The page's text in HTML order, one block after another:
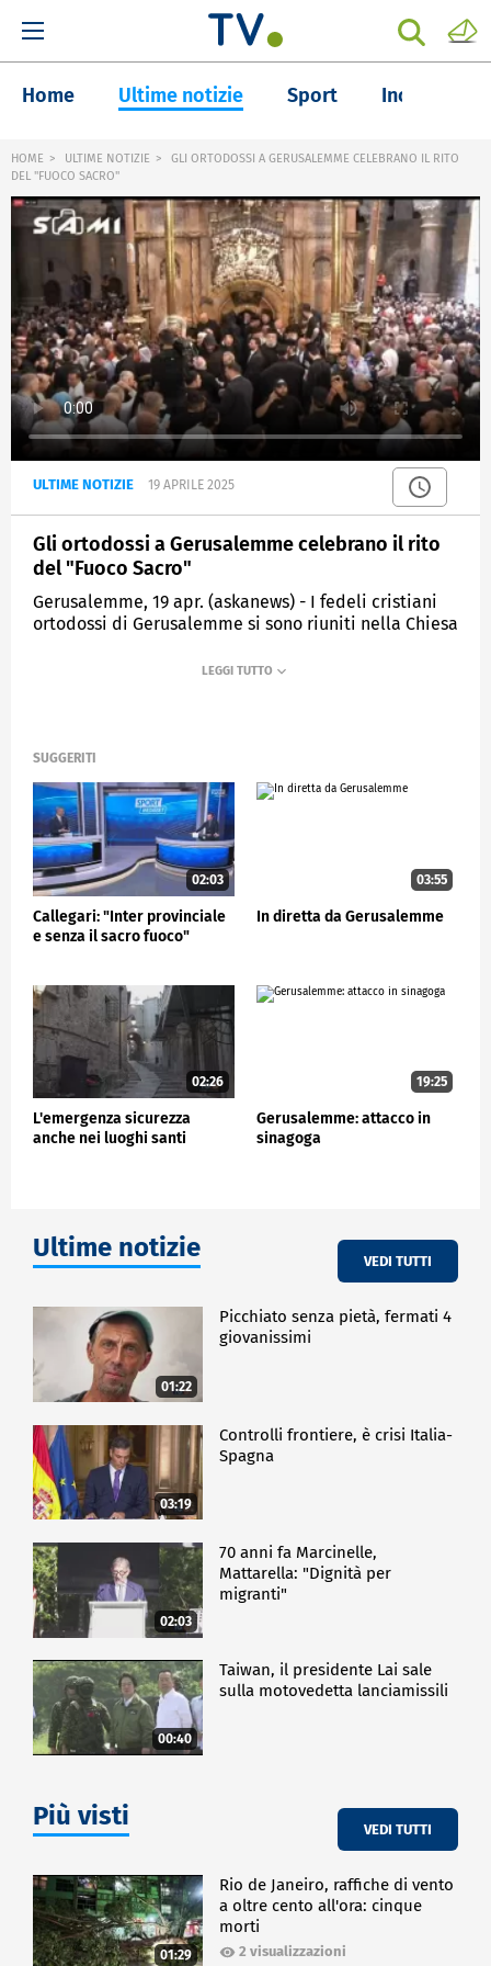
Home Ultime notizie Sport Inchieste
HOME ULTIME NOTIZIE
GLI ORTODOSSI A GERUSALEMME CELEBRANO IL RITO
DEL "FUOCO SACRO"
ULTIME NOTIZIE 19 APRILE 2025
Gli ortodossi a Gerusalemme celebrano il rito
del "Fuoco Sacro"
Gerusalemme, 19 apr. (askanews) - I fedeli cristiani
ortodossi di Gerusalemme si sono riuniti nella Chiesa
celebrare la tradizione millenaria del rito del Fuoco
ortodosse in tutto il mondo. E' un simbolo di unità
Gerusalemme per celebrare questo momento di
fede.
ESTERI
SUGGERITI
02:03
Callegari: "Inter provinciale
e senza il sacro fuoco"
03:55
In diretta da Gerusalemme
02:26
L'emergenza sicurezza
anche nei luoghi santi
19:25
Gerusalemme: attacco in
sinagoga
Ultime notizie VEDI TUTTI
01:22
Picchiato senza pietà, fermati 4
giovanissimi
03:19
Controlli frontiere, è crisi Italia-
Spagna
02:03
70 anni fa Marcinelle,
Mattarella: "Dignità per
migranti"
00:40
Taiwan, il presidente Lai sale
sulla motovedetta lanciamissili
Più visti VEDI TUTTI
01:29
Rio de Janeiro, raffiche di vento
a oltre cento all'ora: cinque
morti
2 visualizzazioni